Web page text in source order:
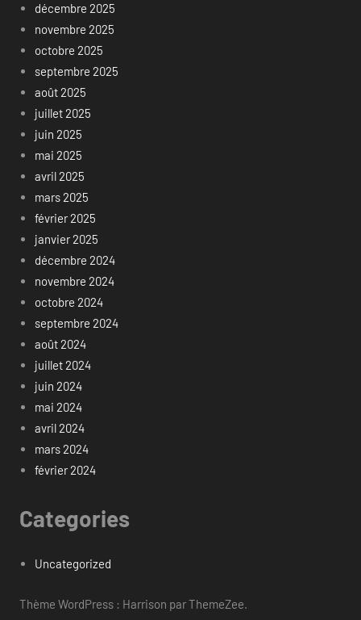
décembre 2025
novembre 2025
octobre 2025
septembre 2025
août 2025
juillet 2025
juin 2025
mai 2025
avril 2025
mars 2025
février 2025
janvier 2025
décembre 2024
novembre 2024
octobre 2024
septembre 2024
août 2024
juillet 2024
juin 2024
mai 2024
avril 2024
mars 2024
février 2024
Categories
Uncategorized
Thème WordPress : Harrison par ThemeZee.